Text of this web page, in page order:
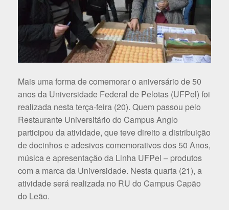
Mais uma forma de comemorar o aniversário de 50
anos da Universidade Federal de Pelotas (UFPel) foi
realizada nesta terça-feira (20). Quem passou pelo
Restaurante Universitário do Campus Anglo
participou da atividade, que teve direito a distribuição
de docinhos e adesivos comemorativos dos 50 Anos,
música e apresentação da Linha UFPel – produtos
com a marca da Universidade. Nesta quarta (21), a
atividade será realizada no RU do Campus Capão
do Leão.